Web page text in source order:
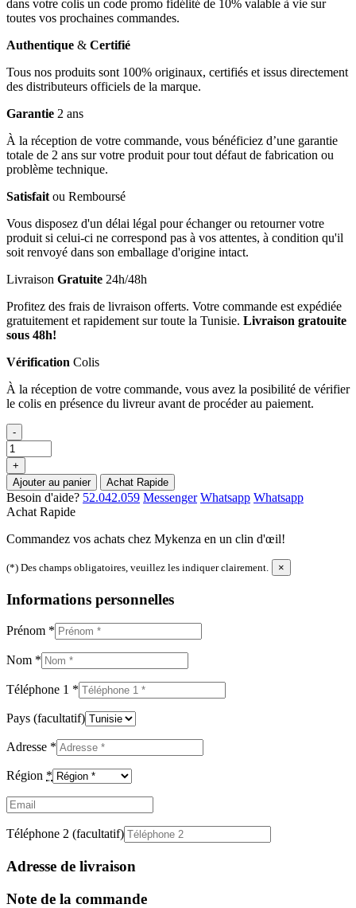
dans votre colis un code promo fidélité de 10% valable à vie sur
toutes vos prochaines commandes.
Authentique & Certifié
Tous nos produits sont 100% originaux, certifiés et issus directement
des distributeurs officiels de la marque.
Garantie 2 ans
À la réception de votre commande, vous bénéficiez d’une garantie
totale de 2 ans sur votre produit pour tout défaut de fabrication ou
problème technique.
Satisfait ou Remboursé
Vous disposez d'un délai légal pour échanger ou retourner votre
produit si celui-ci ne correspond pas à vos attentes, à condition qu'il
soit renvoyé dans son emballage d'origine intact.
Livraison Gratuite 24h/48h
Profitez des frais de livraison offerts. Votre commande est expédiée
gratuitement et rapidement sur toute la Tunisie. Livraison gratouite
sous 48h!
Vérification Colis
À la réception de votre commande, vous avez la posibilité de vérifier
le colis en présence du livreur avant de procéder au paiement.
-
+
Ajouter au panier
Achat Rapide
Besoin d'aide? 52.042.059 Messenger Whatsapp Whatsapp
Achat Rapide
Commandez vos achats chez Mykenza en un clin d'œil!
(*) Des champs obligatoires, veuillez les indiquer clairement. ×
Informations personnelles
Prénom *
Nom *
Téléphone 1 *
Pays (facultatif)
Adresse *
Région *
Email
Téléphone 2 (facultatif)
Adresse de livraison
Note de la commande